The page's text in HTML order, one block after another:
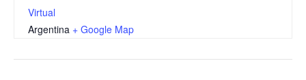
Virtual
Argentina + Google Map